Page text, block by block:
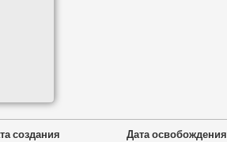
создания Дата освобождения